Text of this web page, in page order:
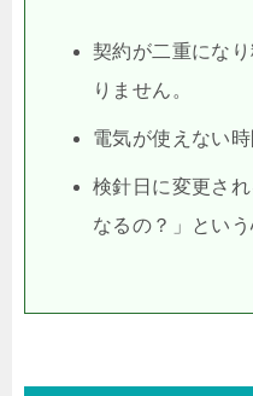
契約が二重にな
りません。
電気が使えない
検針日に変更さ
なるの？」とい